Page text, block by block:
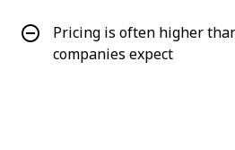
Pricing is often higher
companies expect